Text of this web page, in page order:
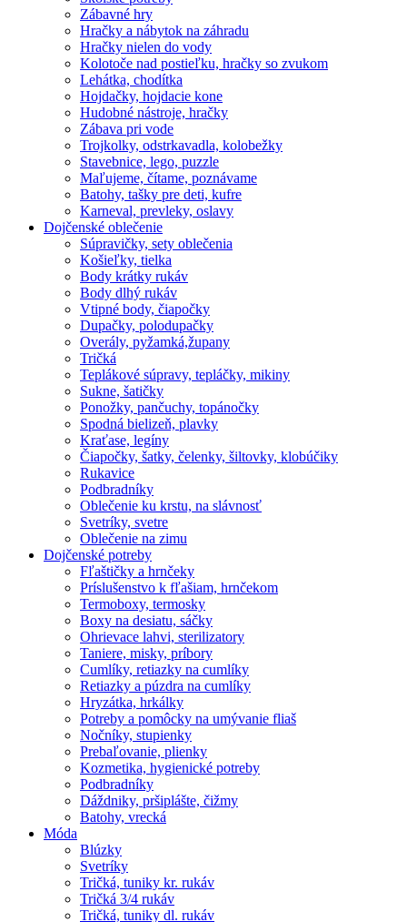
Zábavné hry
Hračky a nábytok na záhradu
Hračky nielen do vody
Kolotoče nad postieľku, hračky so zvukom
Lehátka, chodítka
Hojdačky, hojdacie kone
Hudobné nástroje, hračky
Zábava pri vode
Trojkolky, odstrkavadla, kolobežky
Stavebnice, lego, puzzle
Maľujeme, čítame, poznávame
Batohy, tašky pre deti, kufre
Karneval, prevleky, oslavy
Dojčenské oblečenie
Súpravičky, sety oblečenia
Košieľky, tielka
Body krátky rukáv
Body dlhý rukáv
Vtipné body, čiapočky
Dupačky, polodupačky
Overály, pyžamká,župany
Tričká
Teplákové súpravy, tepláčky, mikiny
Sukne, šatičky
Ponožky, pančuchy, topánočky
Spodná bielizeň, plavky
Kraťase, legíny
Čiapočky, šatky, čelenky, šiltovky, klobúčiky
Rukavice
Podbradníky
Oblečenie ku krstu, na slávnosť
Svetríky, svetre
Oblečenie na zimu
Dojčenské potreby
Fľaštičky a hrnčeky
Príslušenstvo k fľašiam, hrnčekom
Termoboxy, termosky
Boxy na desiatu, sáčky
Ohrievace lahvi, sterilizatory
Taniere, misky, príbory
Cumlíky, retiazky na cumlíky
Retiazky a púzdra na cumlíky
Hryzátka, hrkálky
Potreby a pomôcky na umývanie fliaš
Nočníky, stupienky
Prebaľovanie, plienky
Kozmetika, hygienické potreby
Podbradníky
Dáždniky, pršiplášte, čižmy
Batohy, vrecká
Móda
Blúzky
Svetríky
Tričká, tuniky kr. rukáv
Tričká 3/4 rukáv
Tričká, tuniky dl. rukáv